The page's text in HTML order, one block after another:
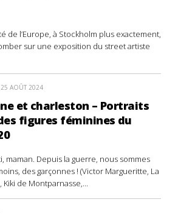
de l’Europe, à Stockholm plus exactement,
sur une exposition du street artiste
25 AOÛT 2024
et charleston – Portraits
figures féminines du
maman. Depuis la guerre, nous sommes
des garçonnes ! (Victor Margueritte, La
de Montparnasse,...